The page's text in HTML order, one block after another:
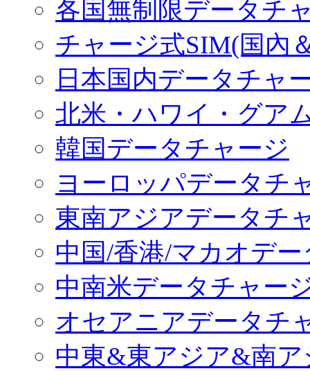
各国無制限データチ
チャージ式SIM(国內
日本国内データチャ
北米・ハワイ・グア
韓国データチャージ
ヨーロッパデータチ
東南アジアデータチ
中国/香港/マカオデ
中南米データチャー
オセアニアデータチ
中東&東アジア&南